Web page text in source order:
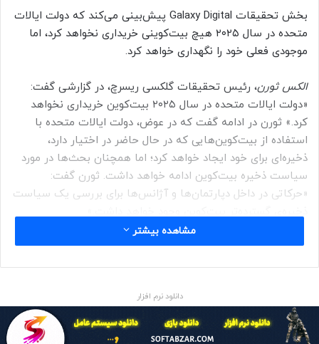
بخش تحقیقات Galaxy Digital پیش‌بینی می‌کند که دولت ایالات
متحده در سال ۲۰۲۵ هیچ بیت‌کوینی خریداری نخواهد کرد، اما
موجودی فعلی خود را نگهداری خواهد کرد.
الکس ثورن، رئیس تحقیقات گلکسی ریسرچ، در گزارشی گفت:
«دولت ایالات متحده در سال ۲۰۲۵ بیت‌کوین خریداری نخواهد
کرد.» ثورن در ادامه گفت که در عوض، دولت ایالات متحده با
استفاده از بیت‌کوین‌هایی که در حال حاضر در اختیار دارد،
ذخیره‌ای برای خود ایجاد خواهد کرد؛ اما همچنان بحث‌ها در مورد
سیاست ذخیره بیت‌کوین ادامه خواهد داشت. ثورن گفت:
«حرکاتی در داخل دپارتمان‌ها و آژانس‌ها برای بررسی یک سیاست
طبق گفته‌ی Spot on Chain، دولت ایالات متحده ۱۸۳٬۸۵۰
بیت‌کوین به ارزش حدود ۱۷٬۳۶ میلیارد دلار در آدرس‌های مختلفِ
اگر طرح «قانون ۲۰۲۴ بیت کوین» که سناتور سینتیا لامیس آن را
مطرح کرد، تصویب شود، این امکان را به دولت ایالات متحده
مشاهده بیشتر
دانلود نرم افزار